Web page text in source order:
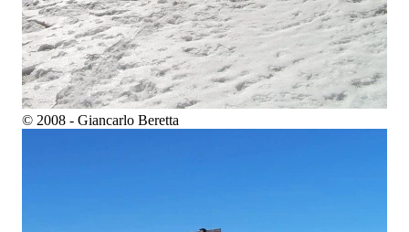
© 2008 - Giancarlo Beretta